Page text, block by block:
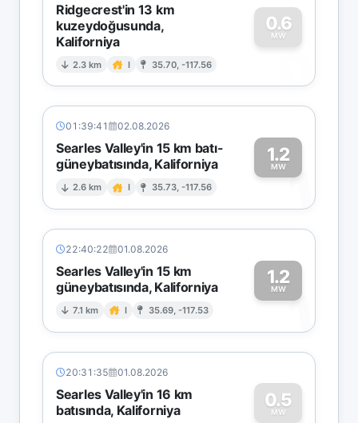
Ridgecrest'in 13 km
kuzeydoğusunda,
Kaliforniya
2.3 km I 35.70, -117.56
0.6
MW
0
01:39:41 02.08.2026
Searles Valley'in 15 km batı-
güneybatısında, Kaliforniya
2.6 km I 35.73, -117.56
1.2
MW1
22:40:22 01.08.2026
Searles Valley'in 15 km
güneybatısında, Kaliforniya
7.1 km I 35.69, -117.53
1.2
MW1
20:31:35 01.08.2026
Searles Valley'in 16 km
batısında, Kaliforniya
0.5
MW